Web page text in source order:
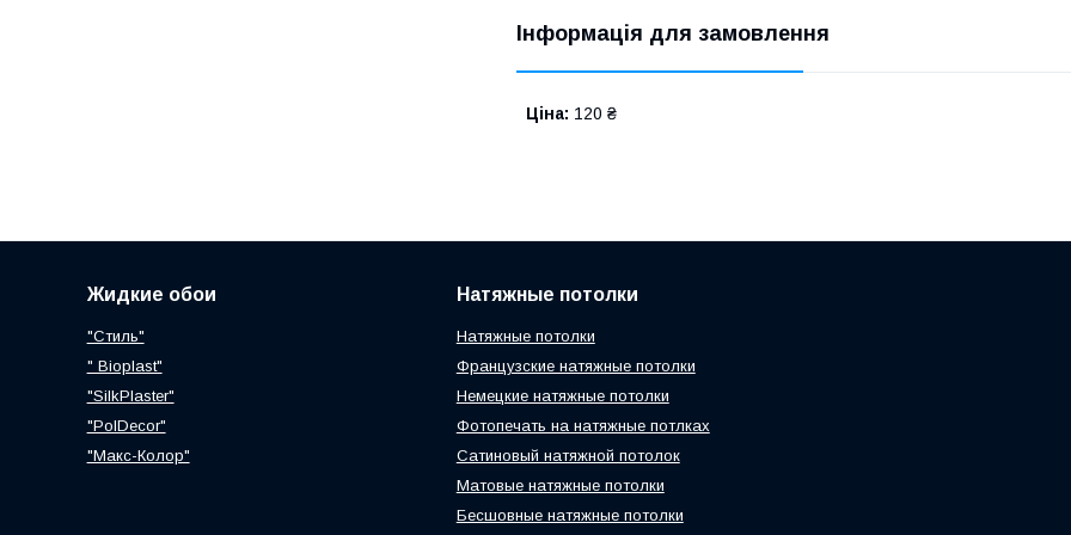
Інформація для замовлення
Ціна: 120 ₴
Жидкие обои
"Стиль"
" Bioplast"
"SilkPlaster"
"PolDecor"
"Макс-Колор"
Натяжные потолки
Натяжные потолки
Французские натяжные потолки
Немецкие натяжные потолки
Фотопечать на натяжные потлках
Сатиновый натяжной потолок
Матовые натяжные потолки
Бесшовные натяжные потолки